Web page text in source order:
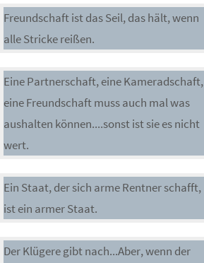
Freundschaft ist das Seil, das hält, wenn
alle Stricke reißen.
Eine Partnerschaft, eine Kameradschaft,
eine Freundschaft muss auch mal was
aushalten können....sonst ist sie es nicht
wert.
Ein Staat, der sich arme Rentner schafft,
ist ein armer Staat.
Der Klügere gibt nach...Aber, wenn der